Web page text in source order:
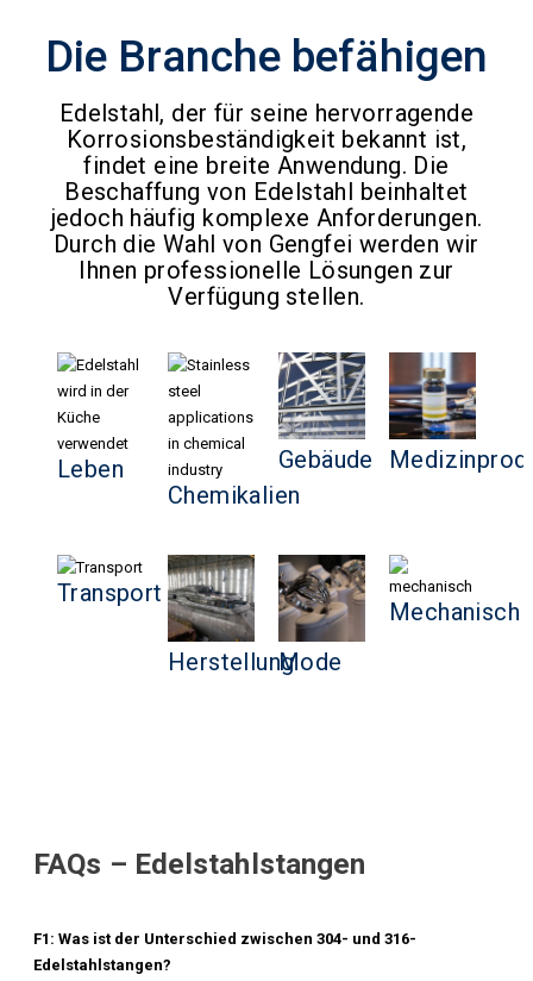
Die Branche befähigen
Edelstahl, der für seine hervorragende
Korrosionsbeständigkeit bekannt ist,
findet eine breite Anwendung. Die
Beschaffung von Edelstahl beinhaltet
jedoch häufig komplexe Anforderungen.
Durch die Wahl von Gengfei werden wir
Ihnen professionelle Lösungen zur
Verfügung stellen.
Leben
Chemikalien
Gebäude
Transport
HerstellungMode
Mechanisch
FAQs – Edelstahlstangen
F1: Was ist der Unterschied zwischen 304- und 316-
Edelstahlstangen?